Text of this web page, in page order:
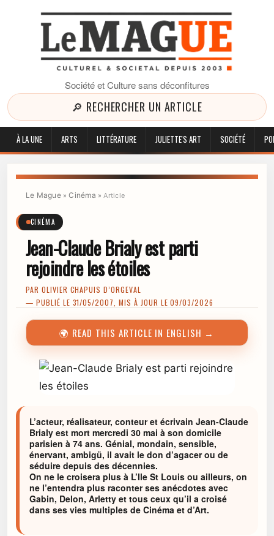
Société et Culture sans déconfitures
🔎 RECHERCHER UN ARTICLE
À LA UNE ARTS LITTÉRATURE JULIETTE'S ART SOCIÉTÉ
Le Mague»Cinéma »Article
CINÉMA
Jean-Claude Brialy est parti
rejoindre les étoiles
PAR OLIVIER CHAPUIS D’ORGEVAL
— PUBLIÉ LE 31/05/2007, MIS À JOUR LE 09/03/2026
🌍 READ THIS ARTICLE IN ENGLISH →
L’acteur, réalisateur, conteur et écrivain Jean-Claude
Brialy est mort mercredi 30 mai à son domicile
parisien à 74 ans. Génial, mondain, sensible,
énervant, ambigü, il avait le don d’agacer ou de
séduire depuis des décennies.
On ne le croisera plus à L’Ile St Louis ou ailleurs, on
ne l’entendra plus raconter ses anécdotes avec
Gabin, Delon, Arletty et tous ceux qu’il a croisé
dans ses vies multiples de Cinéma et d’Art.